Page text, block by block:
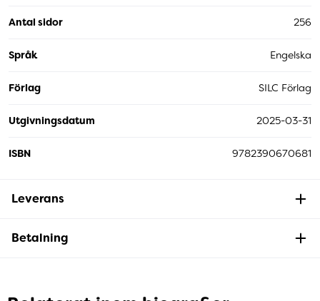
Antal sidor 256
Språk Engelska
Förlag SILC Förlag
Utgivningsdatum 2025-03-31
ISBN 9782390670681
Leverans
Betalning